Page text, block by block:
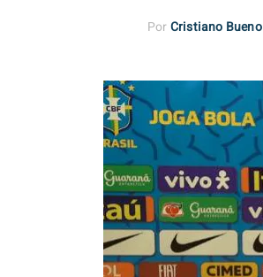
PorCristiano Bueno